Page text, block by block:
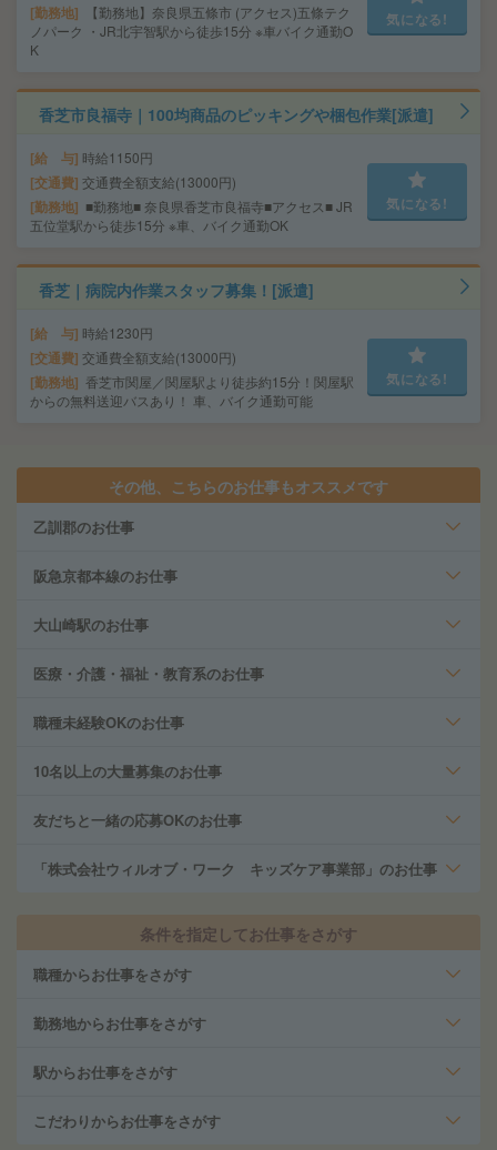
勤務地
【勤務地】奈良県五條市 (アクセス)五條テク
ノパーク ・JR北宇智駅から徒歩15分 ※車バイク通勤O
K
気になる!
香芝市良福寺｜100均商品のピッキングや梱包作業[派遣]
給 与 時給1150円
交通費 交通費全額支給(13000円)
勤務地
■勤務地■ 奈良県香芝市良福寺■アクセス■ JR
五位堂駅から徒歩15分 ※車、バイク通勤OK
気になる!
香芝｜病院内作業スタッフ募集！[派遣]
給 与 時給1230円
交通費 交通費全額支給(13000円)
勤務地 香芝市関屋／関屋駅より徒歩約15分！関屋駅
からの無料送迎バスあり！ 車、バイク通勤可能
気になる!
その他、こちらのお仕事もオススメです
乙訓郡のお仕事
阪急京都本線のお仕事
大山崎駅のお仕事
医療・介護・福祉・教育系のお仕事
職種未経験OKのお仕事
10名以上の大量募集のお仕事
友だちと一緒の応募OKのお仕事
「株式会社ウィルオブ・ワーク キッズケア事業部」のお仕事
条件を指定してお仕事をさがす
職種からお仕事をさがす
勤務地からお仕事をさがす
駅からお仕事をさがす
こだわりからお仕事をさがす